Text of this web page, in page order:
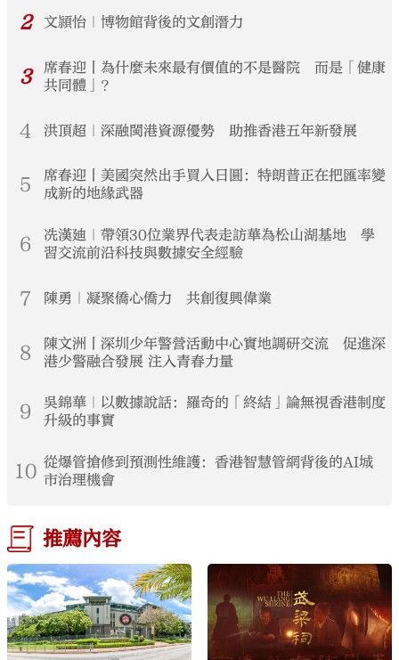
2 文頴怡｜博物館背後的文創潛力
3
席春迎丨為什麼未來最有價值的不是醫院 而是「健康
共同體」？
4 洪頂超｜深融閩港資源優勢 助推香港五年新發展
5
席春迎丨美國突然出手買入日圓：特朗普正在把匯率變
成新的地緣武器
6
冼漢廸｜帶領30位業界代表走訪華為松山湖基地 學
習交流前沿科技與數據安全經驗
7 陳勇｜凝聚僑心僑力 共創復興偉業
8
陳文洲丨深圳少年警營活動中心實地調研交流 促進深
港少警融合發展 注入青春力量
9
吳錦華｜以數據說話：羅奇的「終結」論無視香港制度
升級的事實
10 從爆管搶修到預測性維護：香港智慧管網背後的AI城
市治理機會
推薦內容